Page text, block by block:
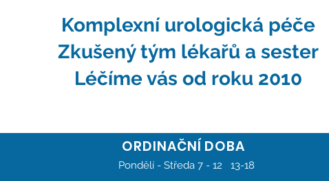
Komplexní urologická péče
Zkušený tým lékařů a sester
Léčíme vás od roku 2010
ORDINAČNÍ DOBA
Pondělí - Středa 7 - 12 13-18